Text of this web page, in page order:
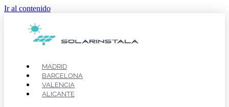
Ir al contenido
MADRID
BARCELONA
VALENCIA
ALICANTE